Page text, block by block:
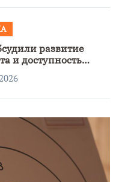
развитие
и доступность